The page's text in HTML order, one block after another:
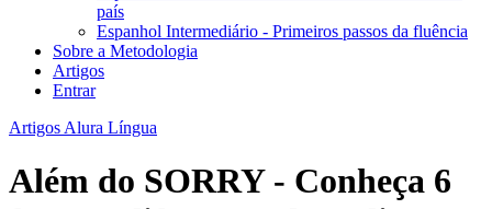
país
Espanhol Intermediário - Primeiros passos da fluência
Sobre a Metodologia
Artigos
Entrar
Artigos Alura Língua
Além do SORRY - Conheça 6